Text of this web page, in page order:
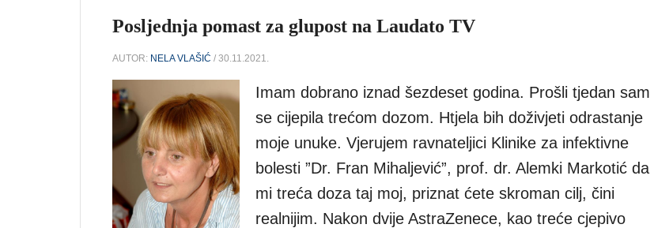
Posljednja pomast za glupost na Laudato TV
AUTOR: NELA VLAŠIĆ / 30.11.2021.
Imam dobrano iznad šezdeset godina. Prošli tjedan sam
se cijepila trećom dozom. Htjela bih doživjeti odrastanje
moje unuke. Vjerujem ravnateljici Klinike za infektivne
bolesti ”Dr. Fran Mihaljević”, prof. dr. Alemki Markotić da
mi treća doza taj moj, priznat ćete skroman cilj, čini
realnijim. Nakon dvije AstraZenece, kao treće cjepivo